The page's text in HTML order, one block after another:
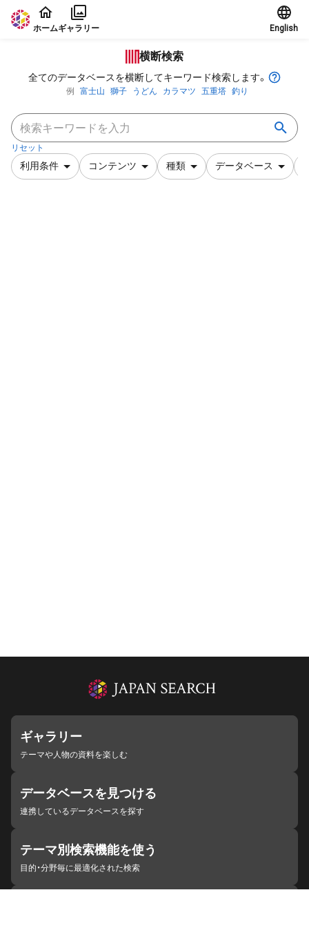
本文に飛ぶ
ホームギャラリー English
横断検索
全てのデータベースを横断してキーワード検索します。
例 富士山 獅子 うどん カラマツ 五重塔 釣り
リセット
利用条件 コンテンツ 種類 データベース
ギャラリー
テーマや人物の資料を楽しむ
データベースを見つける
連携しているデータベースを探す
テーマ別検索機能を使う
目的・分野毎に最適化された検索